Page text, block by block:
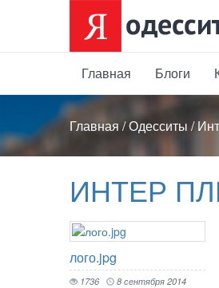
Главная Блоги
Главная /Одесситы /
ИНТЕР
лого.jpg
1736 8 сентября 2014